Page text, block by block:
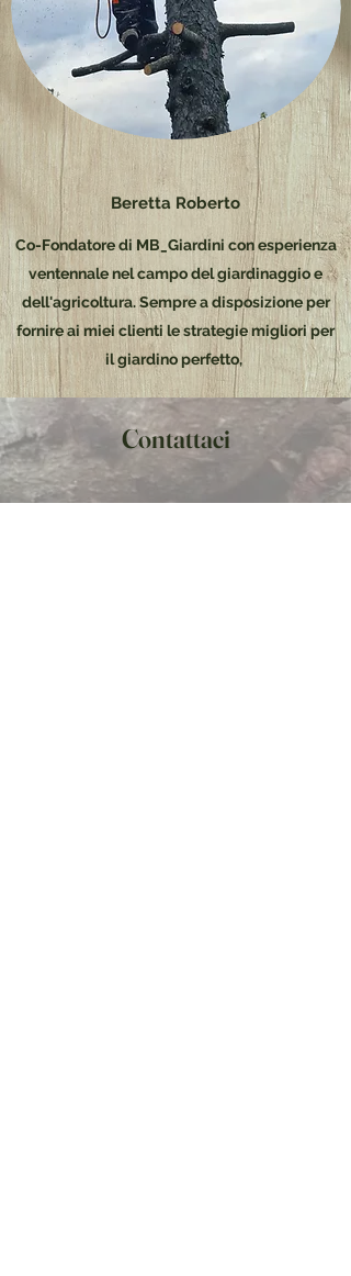
Beretta Roberto
Co-Fondatore di MB_Giardini con esperienza
ventennale nel campo del giardinaggio e
dell'agricoltura. Sempre a disposizione per
fornire ai miei clienti le strategie migliori per
il giardino perfetto,
Contattaci